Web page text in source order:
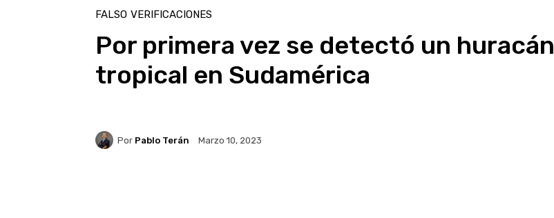
FALSO VERIFICACIONES
Por primera vez se detectó un huracán
tropical en Sudamérica
Por Pablo Terán Marzo 10, 2023